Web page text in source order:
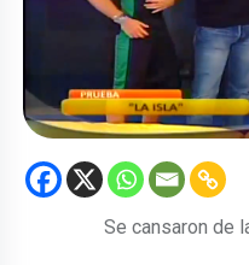
Se cansaron de